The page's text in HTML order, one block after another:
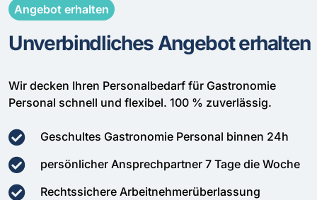
Angebot erhalten
Unverbindliches Angebot erhalten
Wir decken Ihren Personalbedarf für Gastronomie
Personal schnell und flexibel. 100 % zuverlässig.
Geschultes Gastronomie Personal binnen 24h
persönlicher Ansprechpartner 7 Tage die Woche
Rechtssichere Arbeitnehmerüberlassung